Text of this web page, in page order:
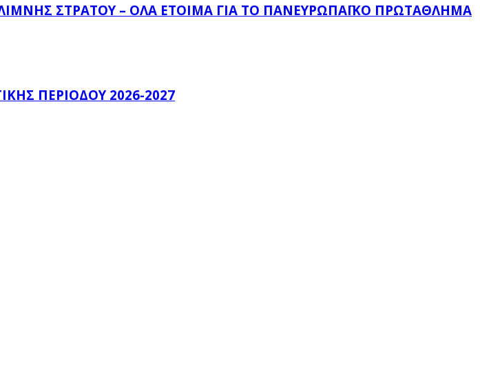
ΣΤΡΆΤΟΥ – ΌΛΑ ΈΤΟΙΜΑ ΓΙΑ ΤΟ ΠΑΝΕΥΡΩΠΑΪΚΌ ΠΡΩΤΆΘΛΗΜΑ
ΠΕΡΙΌΔΟΥ 2026-2027